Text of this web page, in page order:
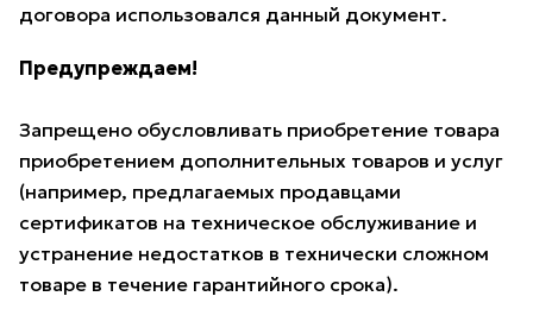
договора использовался данный документ.
Предупреждаем!
Запрещено обусловливать приобретение товара
приобретением дополнительных товаров и услуг
(например, предлагаемых продавцами
сертификатов на техническое обслуживание и
устранение недостатков в технически сложном
товаре в течение гарантийного срока).